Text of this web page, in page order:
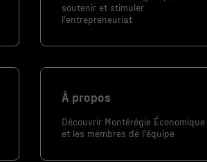
soutenir et stimuler
l'entrepreneuriat
À propos
Découvrir Montérégie Économique
et les membres de l'équipe